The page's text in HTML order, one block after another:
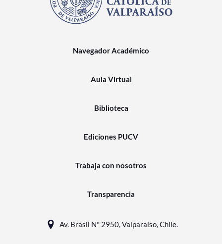
Navegador Académico
Aula Virtual
Biblioteca
Ediciones PUCV
Trabaja con nosotros
Transparencia
Av. Brasil N° 2950, Valparaíso, Chile.